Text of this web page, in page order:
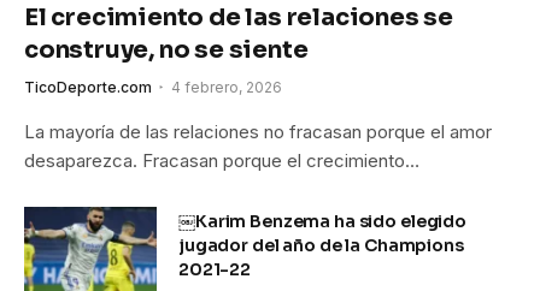
El crecimiento de las relaciones se
construye, no se siente
TicoDeporte.com 4 febrero, 2026
La mayoría de las relaciones no fracasan porque el amor
desaparezca. Fracasan porque el crecimiento…
￼Karim Benzema ha sido elegido
jugador del año de la Champions
2021-22